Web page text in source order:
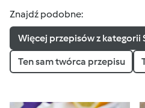
Znajdź podobne:
Więcej przepisów z kategorii
Ten sam twórca przepisu